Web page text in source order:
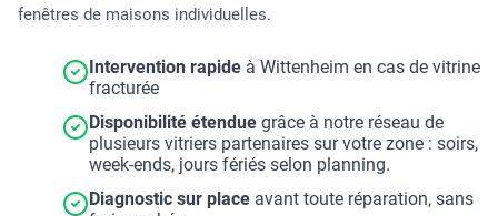
fenêtres de maisons individuelles.
Intervention rapide à Wittenheim en cas de vitrine
fracturée
Disponibilité étendue grâce à notre réseau de
plusieurs vitriers partenaires sur votre zone : soirs,
week-ends, jours fériés selon planning.
Diagnostic sur place avant toute réparation, sans